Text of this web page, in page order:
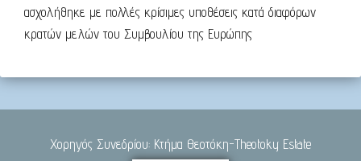
ασχολήθηκε με πολλές κρίσιμες υποθέσεις κατά διαφόρων
κρατών μελών του Συμβουλίου της Ευρώπης
Χορηγός Συνεδρίου: Κτήμα Θεοτόκη-Theotoky Estate